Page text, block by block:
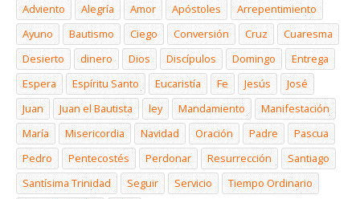
Adviento Alegría Amor Apóstoles
Arrepentimiento
Ayuno
Bautismo Ciego Conversión Cruz
Cuaresma
Desierto
dinero Dios Discípulos Domingo
Entrega
Espera
Espíritu Santo Eucaristía Fe Jesús
José
Juan
Juan el Bautista ley Mandamiento
Manifestación
María
Misericordia Navidad Oración Padre
Pascua
Pedro
Pentecostés Perdonar Resurrección
Santiago
Santísima Trinidad
Seguir Servicio
Tiempo Ordinario